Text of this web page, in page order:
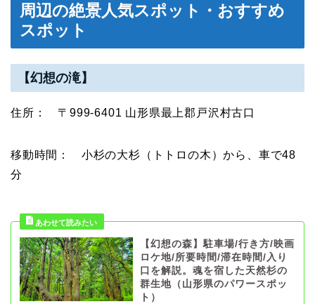
周辺の絶景人気スポット・おすすめ
スポット
【幻想の滝】
住所： 〒999-6401 山形県最上郡戸沢村古口
移動時間： 小杉の大杉（トトロの木）から、車で48
分
【幻想の森】駐車場/行き方/映画
ロケ地/所要時間/滞在時間/入り
口を解説。魂を宿した天然杉の
群生地（山形県のパワースポッ
ト）